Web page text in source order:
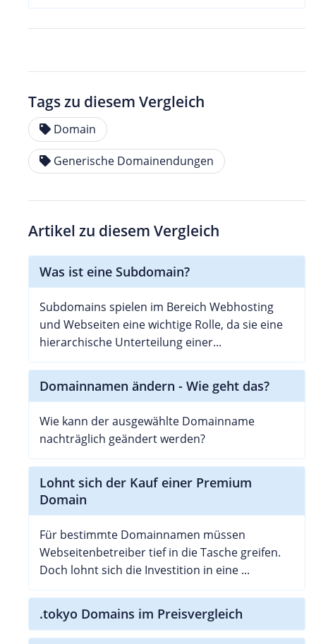
Tags zu diesem Vergleich
Domain
Generische Domainendungen
Artikel zu diesem Vergleich
Was ist eine Subdomain?
Subdomains spielen im Bereich Webhosting
und Webseiten eine wichtige Rolle, da sie eine
hierarchische Unterteilung einer...
Domainnamen ändern - Wie geht das?
Wie kann der ausgewählte Domainname
nachträglich geändert werden?
Lohnt sich der Kauf einer Premium
Domain
Für bestimmte Domainnamen müssen
Webseitenbetreiber tief in die Tasche greifen.
Doch lohnt sich die Investition in eine ...
.tokyo Domains im Preisvergleich